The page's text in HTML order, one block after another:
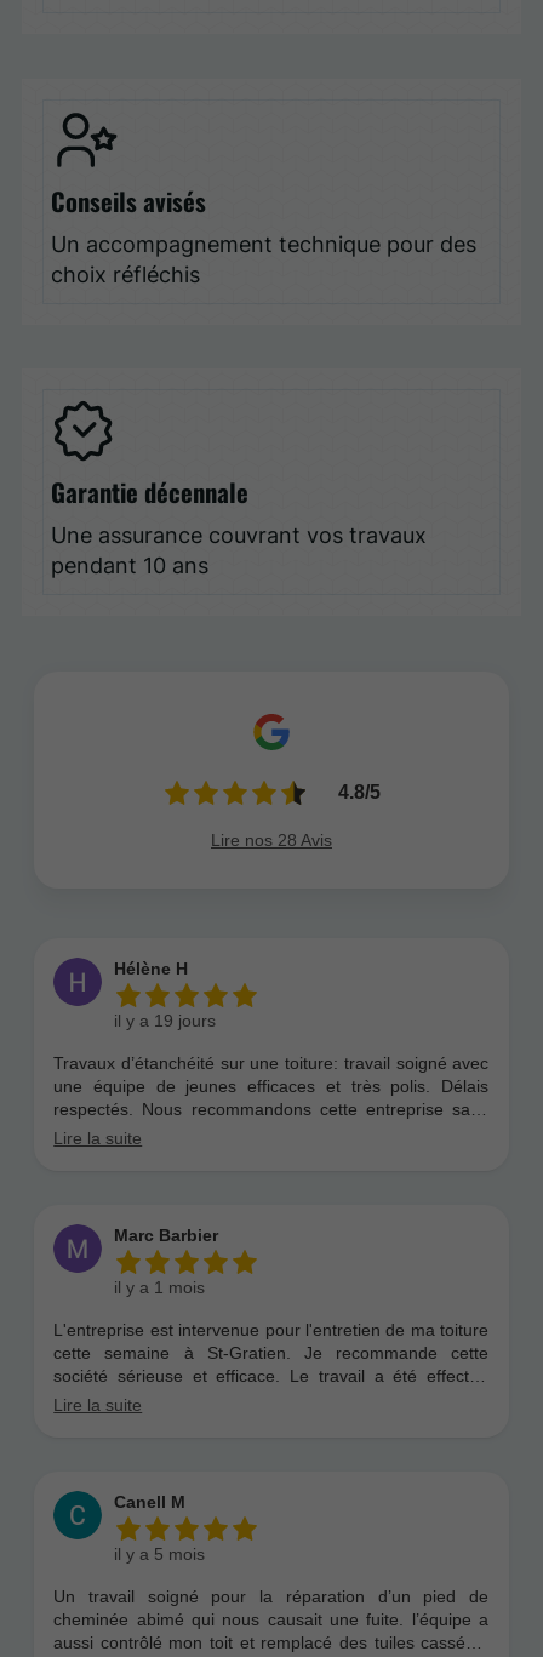
Conseils avisés
Un accompagnement technique pour des
choix réfléchis
Garantie décennale
Une assurance couvrant vos travaux
pendant 10 ans